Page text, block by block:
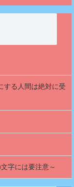
する人間は絶対に受
字には要注意～